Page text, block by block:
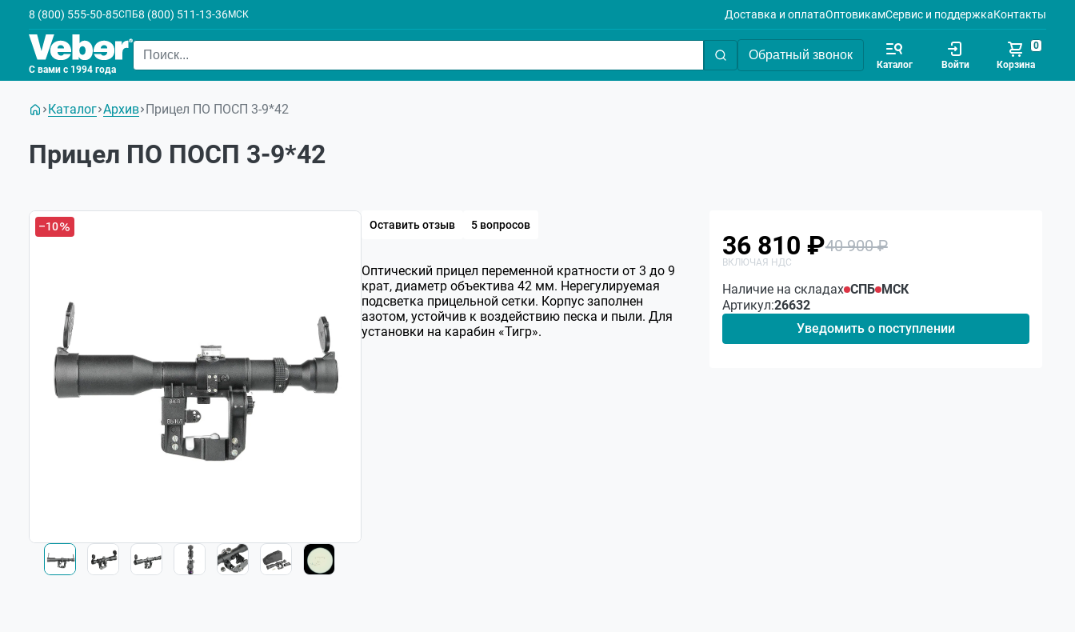
8 (800) 555-50-85СПБ8 (800) 511-13-36МСК Доставка и оплатаОптовикамСервис и поддержкаКонтакты
С вами с 1994 года
Обратный звонок
Каталог Войти Корзина
0
Каталог Архив Прицел ПО ПОСП 3-9*42
Прицел ПО ПОСП 3-9*42
–10 Оставить отзыв 5 вопросов
Оптический прицел переменной кратности от 3 до 9
крат, диаметр объектива 42 мм. Нерегулируемая
подсветка прицельной сетки. Корпус заполнен
азотом, устойчив к воздействию песка и пыли. Для
установки на карабин «Тигр».
36 810 ₽40 900 ₽
Наличие на складах СПБ МСК
Артикул:26632
Уведомить о поступлении